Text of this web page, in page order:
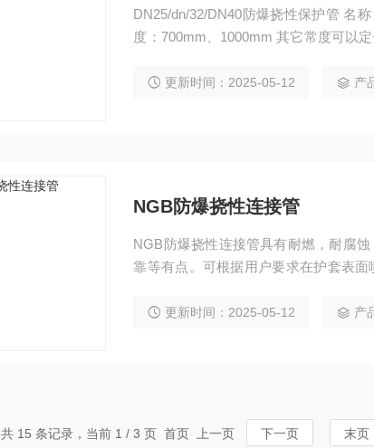
DN25/dn/32/DN40防爆挠性保护管 名
度：700mm、1000mm 其它常度可以
更新时间：2025-05-12 产
NGB防爆挠性连接管
NGB防爆挠性连接管具有耐燃，耐腐
靠等有点。可根据用户要求在护套表
用。挠性管的防爆标志为ExdⅡ
更新时间：2025-05-12 产
共 15 条记录，当前 1 / 3 页 首页 上一页 下一页 末页